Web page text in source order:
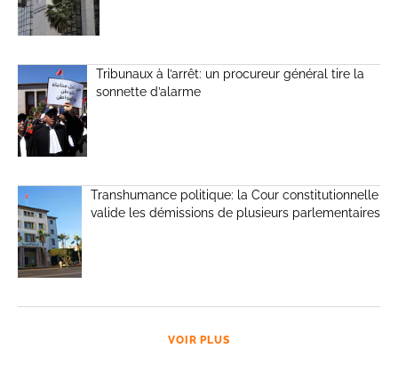
Tribunaux à l’arrêt: un procureur général tire la
sonnette d’alarme
Transhumance politique: la Cour constitutionnelle
valide les démissions de plusieurs parlementaires
VOIR PLUS